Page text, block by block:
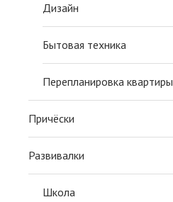
Дизайн
Бытовая техника
Перепланировка квартиры
Причёски
Развивалки
Школа